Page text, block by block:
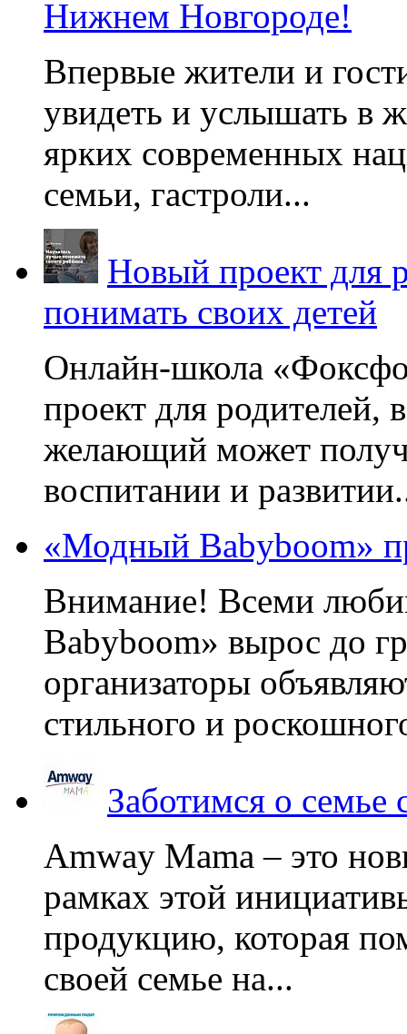
Нижнем Новгороде!
Впервые жители и
увидеть и услышать в
ярких современных
семьи, гастроли...
Новый проект для
понимать своих детей
Онлайн-школа
проект для родителей,
желающий может
воспитании и
«Модный Babyboom»
Внимание! Всеми
Babyboom» вырос до
организаторы
стильного и
Заботимся о
Amway Mama – это
рамках этой
продукцию, которая
своей семье на...